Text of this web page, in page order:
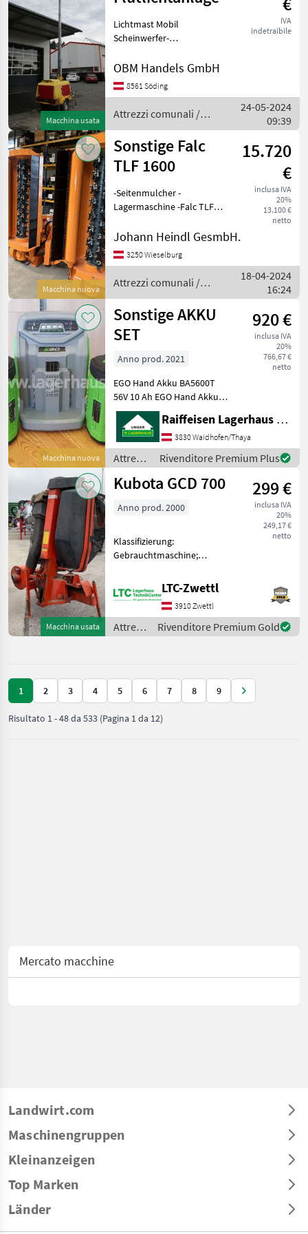
Macchina usata
IVA
indetraibile
Lichtmast Mobil
Scheinwerfer-
2013, Betriebsstunden 980
Achs-Anhänger montiert
verstellbare Deichs
OBM Handels GmbH
8561 Söding
Attrezzi comunali /
Sonstige
24-05-2024
09:39
Macchina nuova
Sonstige Falc
TLF 1600
15.720
€
inclusa IVA
20%
13.100 €
netto
-Seitenmulcher -
Lagermaschine -Falc TLF
160cm -hydr. Verschieb, -
Zapfwellendrehzahl
990
Johann Heindl GesmbH.
3250 Wieselburg
Attrezzi comunali /
Sonstige
18-04-2024
16:24
Macchina nuova
Sonstige AKKU
SET
920 €
inclusa IVA
20%
766,67 €
netto
Anno prod. 2021
EGO Hand Akku BA5600T
56V 10 Ah EGO Hand Akku
BA6720T 56V 12 Ah EGO
Schnelladegerät CH5500E
500W; Artnr.:10138 Attrezzi
comunali Altre macchine
comunali
Raiffeisen Lagerhaus Waidhofen/Thaya
3830 Waidhofen/Thaya
Attrezzi
comunali
/
Rivenditore Premium Plus
Macchina usata
Kubota GCD 700 299 €
inclusa IVA
20%
249,17 €
netto
Anno prod. 2000
Klassifizierung:
Gebrauchtmaschine;
50484; Anzahl Vorbesitzer:
2; Weitere
Maschinenmerkmale:
Kubota GCD 700 Gras und
Laubsauger (Laub
LTC-Zwettl
3910 Zwettl
Attrezzi
comunali
Rivenditore Premium Gold
1 2 3 4 5 6 7 8 9
Risultato 1-48da 533 (Pagina 1 da 12)
Mercato macchine
Landwirt.com
Maschinengruppen
Kleinanzeigen
Top Marken
Länder